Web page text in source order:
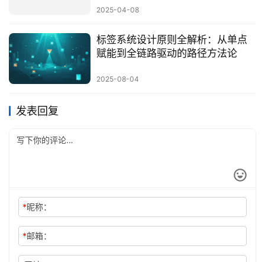
2025-04-08
标签系统设计原则全解析：从单点
赋能到全链路驱动的路径方法论
2025-08-04
发表回复
*昵称：
*邮箱：